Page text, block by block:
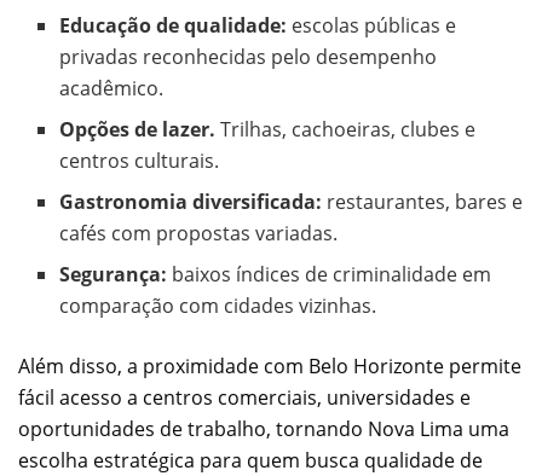
Educação de qualidade: escolas públicas e
privadas reconhecidas pelo desempenho
acadêmico.
Opções de lazer. Trilhas, cachoeiras, clubes e
centros culturais.
Gastronomia diversificada: restaurantes, bares e
cafés com propostas variadas.
Segurança: baixos índices de criminalidade em
comparação com cidades vizinhas.
Além disso, a proximidade com Belo Horizonte permite
fácil acesso a centros comerciais, universidades e
oportunidades de trabalho, tornando Nova Lima uma
escolha estratégica para quem busca qualidade de